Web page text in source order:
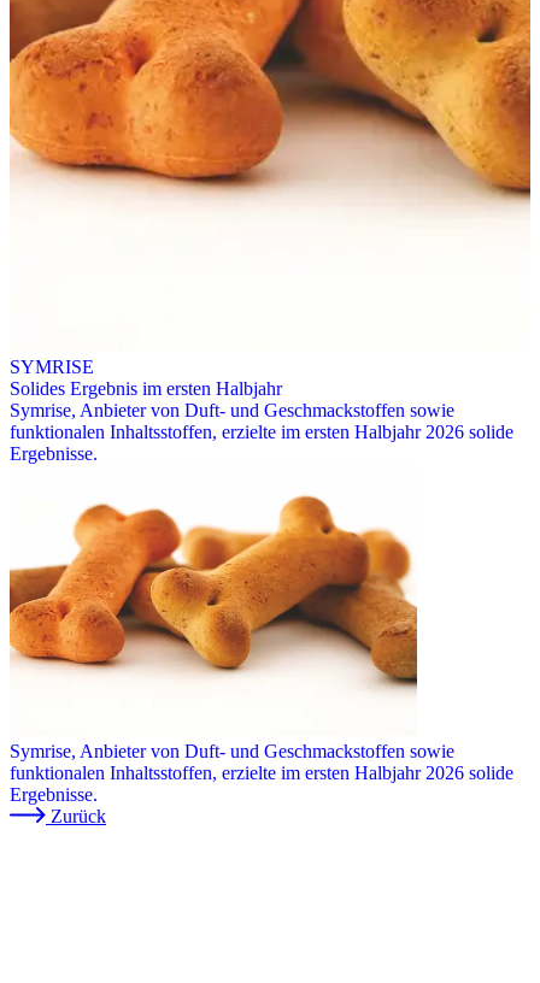
SYMRISE
Solides Ergebnis im ersten Halbjahr
Symrise, Anbieter von Duft- und Geschmackstoffen sowie
funktionalen Inhaltsstoffen, erzielte im ersten Halbjahr 2026 solide
Ergebnisse.
Symrise, Anbieter von Duft- und Geschmackstoffen sowie
funktionalen Inhaltsstoffen, erzielte im ersten Halbjahr 2026 solide
Ergebnisse.
Zurück